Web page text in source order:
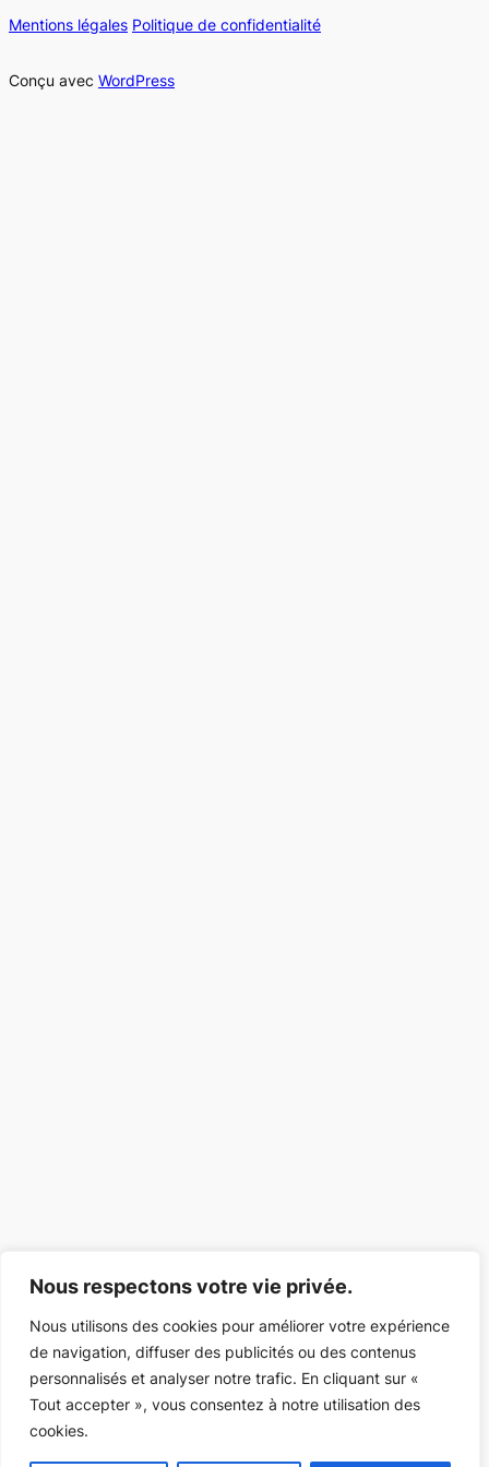
Nous respectons votre vie privée.
Nous utilisons des cookies pour améliorer votre expérience
de navigation, diffuser des publicités ou des contenus
personnalisés et analyser notre trafic. En cliquant sur «
Tout accepter », vous consentez à notre utilisation des
cookies.
Mentions légales Politique de confidentialité
Conçu avec WordPress